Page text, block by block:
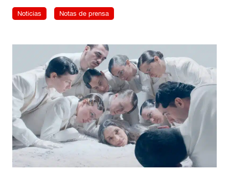
Noticias Notas de prensa